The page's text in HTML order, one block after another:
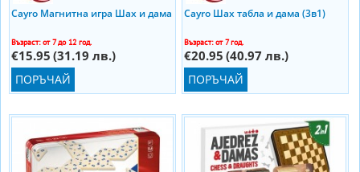
Cayro Магнитна игра Шах и дама
Възраст: от 7 до 12 год.
€15.95 (31.19 лв.)
ПОРЪЧАЙ
Cayro Шах табла и дама (3в1)
Възраст: от 7 год.
€20.95 (40.97 лв.)
ПОРЪЧАЙ